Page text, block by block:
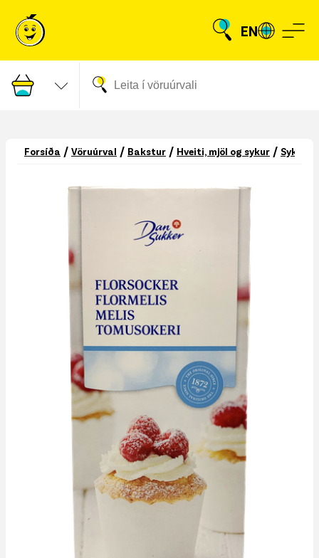
EN
Forsíða / Vöruúrval / Bakstur / Hveiti, mjöl og sykur / Sykur